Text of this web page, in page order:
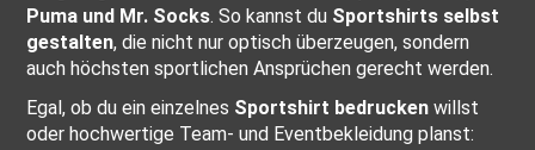
Puma und Mr. Socks. So kannst du Sportshirts selbst
gestalten, die nicht nur optisch überzeugen, sondern
auch höchsten sportlichen Ansprüchen gerecht werden.
Egal, ob du ein einzelnes Sportshirt bedrucken willst
oder hochwertige Team- und Eventbekleidung planst: